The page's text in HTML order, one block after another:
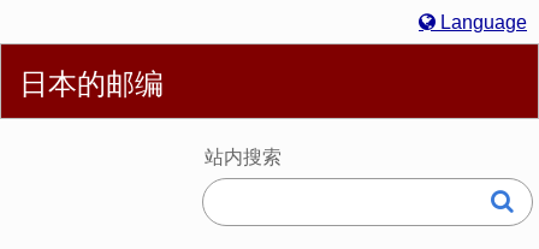
Language
简体
Deutsch
Français
日本語
日本的邮编
站内搜索